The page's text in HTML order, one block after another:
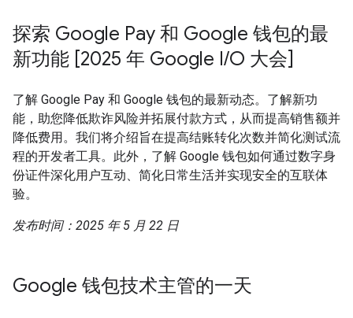
探索 Google Pay 和 Google 钱包的最
新功能 [2025 年 Google I/O 大会]
了解 Google Pay 和 Google 钱包的最新动态。了解新功
能，助您降低欺诈风险并拓展付款方式，从而提高销售额并
降低费用。我们将介绍旨在提高结账转化次数并简化测试流
程的开发者工具。此外，了解 Google 钱包如何通过数字身
份证件深化用户互动、简化日常生活并实现安全的互联体
验。
发布时间：2025 年 5 月 22 日
Google 钱包技术主管的一天